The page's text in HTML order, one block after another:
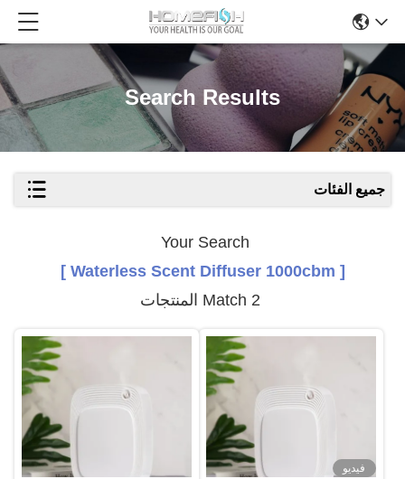
Search Results
جميع الفئات
Your Search
[ Waterless Scent Diffuser 1000cbm ]
فيديو